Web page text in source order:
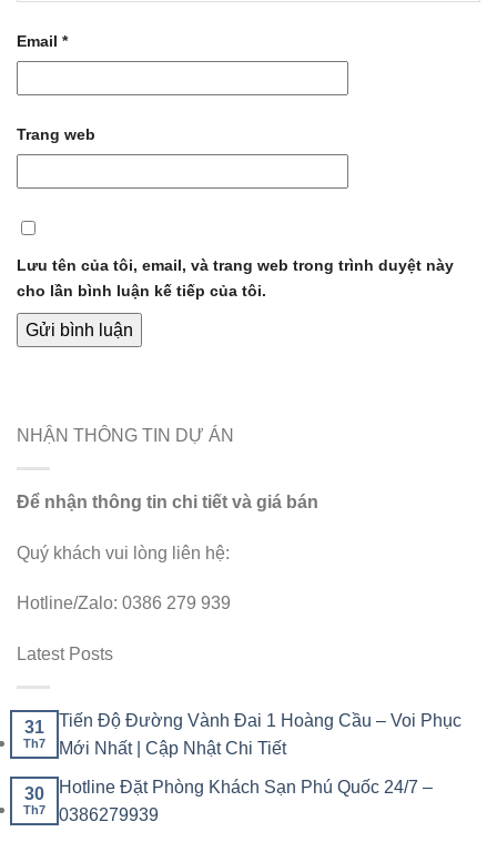
Email *
Trang web
Lưu tên của tôi, email, và trang web trong trình duyệt này
cho lần bình luận kế tiếp của tôi.
NHẬN THÔNG TIN DỰ ÁN
Để nhận thông tin chi tiết và giá bán
Quý khách vui lòng liên hệ:
Hotline/Zalo: 0386 279 939
Latest Posts
31
Th7
Tiến Độ Đường Vành Đai 1 Hoàng Cầu – Voi Phục
Mới Nhất | Cập Nhật Chi Tiết
30
Th7
Hotline Đặt Phòng Khách Sạn Phú Quốc 24/7 –
0386279939